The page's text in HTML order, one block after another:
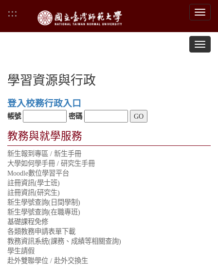
到:::
學習資源與行政
登入校務行政入口
帳號 密碼
教務與就學服務
新生報到專區 / 新生手冊
大學如何學手冊 / 研究生手冊
Moodle數位學習平台
註冊資訊(學士班)
註冊資訊(研究生)
新生學號查詢(日間學制)
新生學號查詢(在職專班)
基礎課程免修
各類教務申請表單下載
教務資訊系統(課務、成績等相關查詢)
學生請假
赴外雙聯學位 / 赴外交換生